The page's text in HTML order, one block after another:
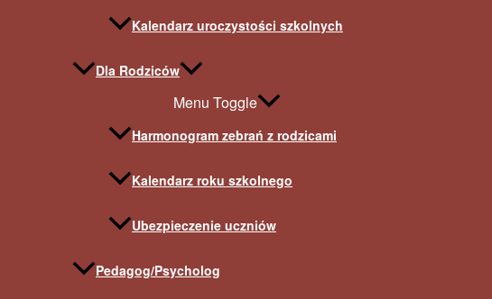
Kalendarz uroczystości szkolnych
Dla Rodziców
Menu Toggle
Harmonogram zebrań z rodzicami
Kalendarz roku szkolnego
Ubezpieczenie uczniów
Pedagog/Psycholog